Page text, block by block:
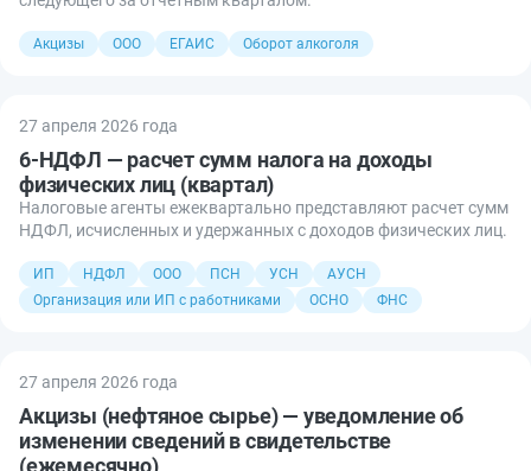
Акцизы ООО ЕГАИС Оборот алкоголя
27 апреля 2026 года
6-НДФЛ — расчет сумм налога на доходы
физических лиц (квартал)
Налоговые агенты ежеквартально представляют расчет сумм
НДФЛ, исчисленных и удержанных с доходов физических лиц.
ИП НДФЛ ООО ПСН УСН
АУСН
Организация или ИП с работниками
ОСНО ФНС
27 апреля 2026 года
Акцизы (нефтяное сырье) — уведомление об
изменении сведений в свидетельстве
(ежемесячно)